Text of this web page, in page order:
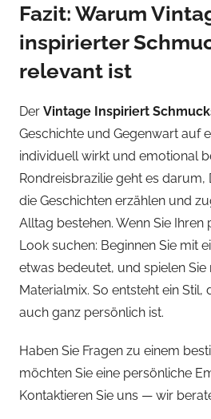
Fazit: Warum
inspirierter
relevant ist
Der Vintage Inspiriert
Geschichte und Gegenwart auf
individuell wirkt und emotional
Rondreisbrazilie geht es darum,
die Geschichten erzählen und
Alltag bestehen. Wenn Sie
Look suchen: Beginnen Sie mit
etwas bedeutet, und spielen
Materialmix. So entsteht ein
auch ganz persönlich ist.
Haben Sie Fragen zu einem
möchten Sie eine persönliche
Kontaktieren Sie uns — wir